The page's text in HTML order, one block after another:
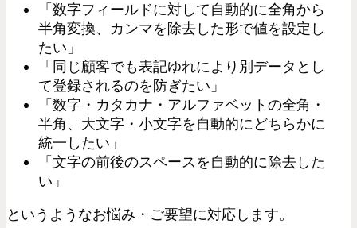
「数字フィールドに対して自動的に全角から
半角変換、カンマを除去した形で値を設定し
たい」
「同じ顧客でも表記ゆれにより別データとし
て登録されるのを防ぎたい」
「数字・カタカナ・アルファベットの全角・
半角、大文字・小文字を自動的にどちらかに
統一したい」
「文字の前後のスペースを自動的に除去した
い」
というようなお悩み・ご要望に対応します。